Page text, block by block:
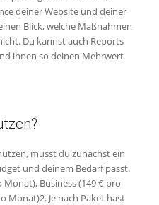
deiner Website und deiner
Blick, welche Maßnahmen
Du kannst auch Reports
ihnen so deinen Mehrwert
musst du zunächst ein
und deinem Bedarf passt.
Monat), Business (149 € pro
Monat)2. Je nach Paket hast